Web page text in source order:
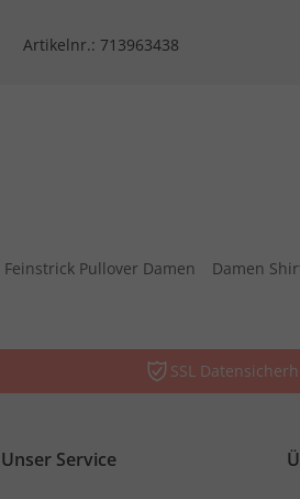
Artikelnr.: 713963438
Feinstrick Pullover Damen Damen
SSL
Unser Service